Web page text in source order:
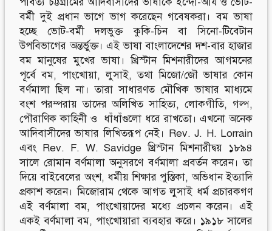
বর্মী দুই প্রধান ভাগে ভাগ করেছেন গবেষকরা। বম ভাষা
হচ্ছে ভোট-বর্মী দলভুক্ত কুকি-চিন বা সিনো-টিবেটান
উপবিভাগের অন্তর্ভুক্ত। এই ভাষা বাংলাদেশের দশ-বার হাজার
বম মানুষের মুখের ভাষা। খ্রিস্টান মিশনারীদের আগমনের
পূর্বে বম, পাংখোয়া, লুসাই, তথা মিজো/জৌ ভাষার কোন
বর্ণমালা ছিল না। তারা সাধারণত মৌখিক ভাষার মাধ্যমে
বংশ পরম্পরায় তাদের অলিখিত সাহিত্য, লোকগীতি, গল্প,
পৌরাণিক কাহিনী ও ধাঁধাঁগুলো ধরে রাখতো। এখনো অনেক
আদিবাসীদের ভাষার লিখিতরূপ নেই। Rev. J. H. Lorrain
এবং Rev. F. W. Savidge খ্রিস্টান মিশনারীদ্বয় ১৮৯৪
সালে রোমান বর্ণমালা অনুসরণে বর্ণমালা প্রবর্তন করেন। তা
দিয়ে বাইবেলের অংশ, ধর্মীয় শিক্ষার পুস্তিকা, অভিধান ইত্যাদি
প্রকাশ করেন। মিজোরাম থেকে আগত লুসাই ধর্ম প্রচারকগণ
এই বর্ণমালা বম, পাংখোয়াদের মধ্যে প্রচলন করেন। এই
একই বর্ণমালা বম, পাংখোয়ারা ব্যবহার করে। ১৯১৮ সালের